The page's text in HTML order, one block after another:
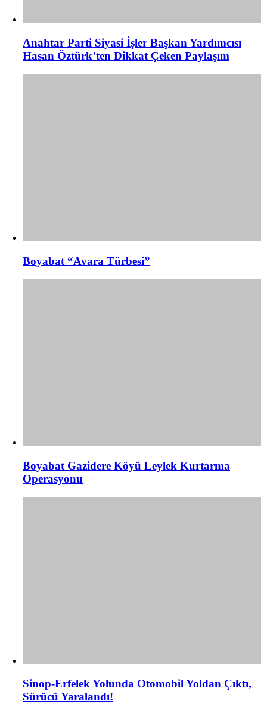
Anahtar Parti Siyasi İşler Başkan Yardımcısı
Hasan Öztürk’ten Dikkat Çeken Paylaşım
Boyabat “Avara Türbesi”
Boyabat Gazidere Köyü Leylek Kurtarma
Operasyonu
Sinop-Erfelek Yolunda Otomobil Yoldan Çıktı,
Sürücü Yaralandı!